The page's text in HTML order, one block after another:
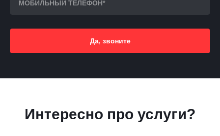
Да, звоните
Интересно про услуги?